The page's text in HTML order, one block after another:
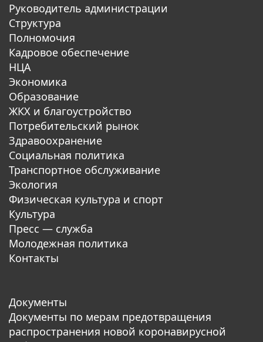
Руководитель администрации
Структура
Полномочия
Кадровое обеспечение
НЦА
Экономика
Образование
ЖКХ и благоустройство
Потребительский рынок
Здравоохранение
Социальная политика
Транспортное обслуживание
Экология
Физическая культура и спорт
Культура
Пресс — служба
Молодежная политика
Контакты
Документы
Документы по мерам предотвращения
распространения новой коронавирусной